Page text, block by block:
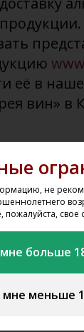
не
пожалуйста,
больше
мне меньше
её в
вин» в